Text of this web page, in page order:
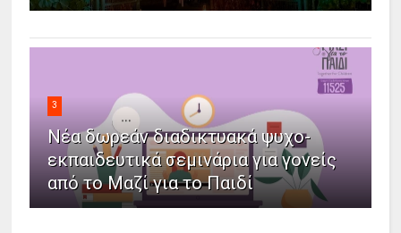
3
Νέα δωρεάν διαδικτυακά ψυχο-
εκπαιδευτικά σεμινάρια για γονείς
από το Μαζί για το Παιδί